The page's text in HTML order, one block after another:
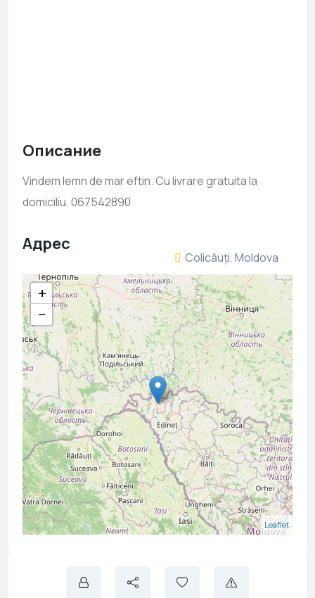
Описание
Vindem lemn de mar eftin. Cu livrare gratuita la
domiciliu. 067542890
Адрес
Colicăuți, Moldova
+
−
Leaflet